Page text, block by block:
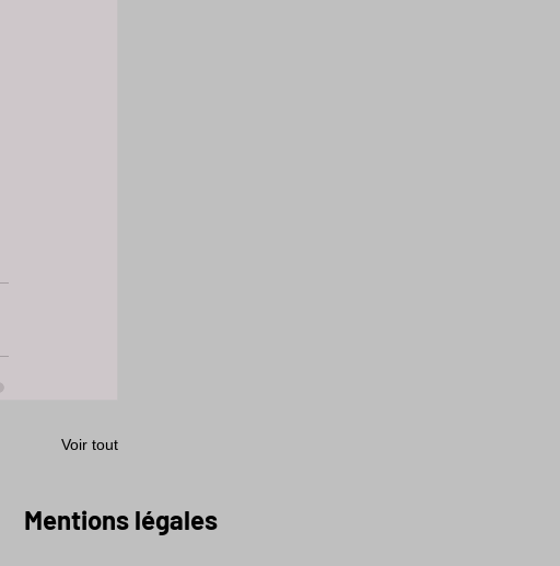
Voir tout
Mentions légales